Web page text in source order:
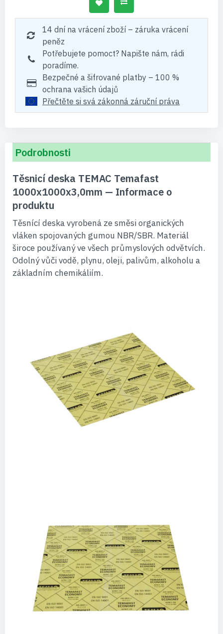
14 dní na vrácení zboží – záruka vrácení
peněz
Potřebujete pomoct? Napište nám, rádi
poradíme.
Bezpečné a šifrované platby – 100 %
ochrana vašich údajů
Přečtěte si svá zákonná záruční práva
Podrobnosti
Těsnicí deska TEMAC Temafast
1000x1000x3,0mm — Informace o
produktu
Těsnící deska vyrobená ze směsi organických
vláken spojovaných gumou NBR/SBR. Materiál
široce používaný ve všech průmyslových odvětvích.
Odolný vůči vodě, plynu, oleji, palivům, alkoholu a
základním chemikáliím.